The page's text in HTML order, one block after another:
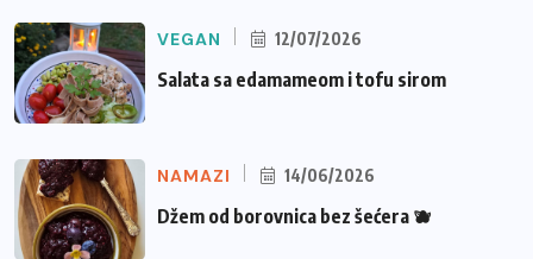
VEGAN 12/07/2026
Salata sa edamameom i tofu sirom
NAMAZI 14/06/2026
Džem od borovnica bez šećera 🫐